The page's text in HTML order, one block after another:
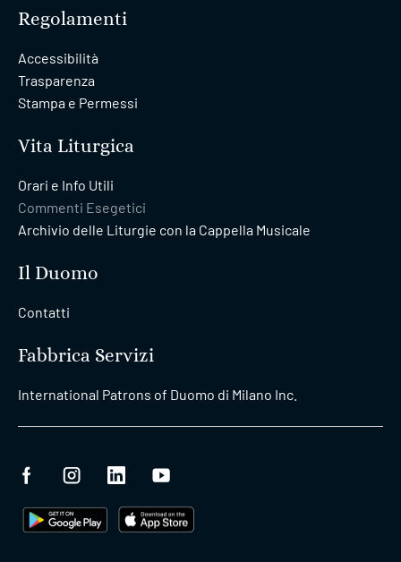
Regolamenti
Accessibilità
Trasparenza
Stampa e Permessi
Vita Liturgica
Orari e Info Utili
Commenti Esegetici
Archivio delle Liturgie con la Cappella Musicale
Il Duomo
Contatti
Fabbrica Servizi
International Patrons of Duomo di Milano Inc.